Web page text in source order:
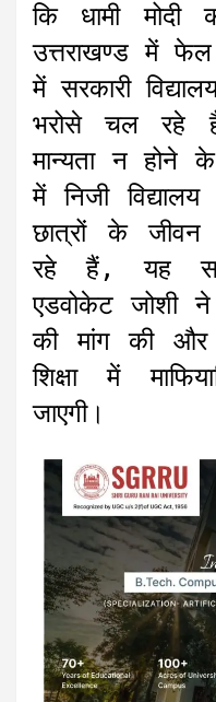
कि धामी
उत्तराखण्ड में
में सरकारी
भरोसे चल रहे
मान्यता न होने
में निजी
छात्रों के
रहे हैं, यह
एडवोकेट जोशी
की मांग की और
शिक्षा में
जाएगी।